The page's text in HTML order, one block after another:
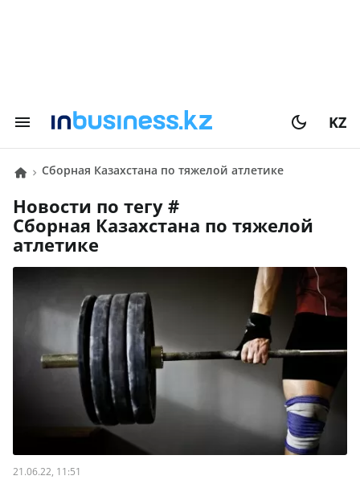
KZ
Сборная Казахстана по тяжелой атлетике
Новости по тегу #
Сборная Казахстана по тяжелой
атлетике
21.06.22, 11:51